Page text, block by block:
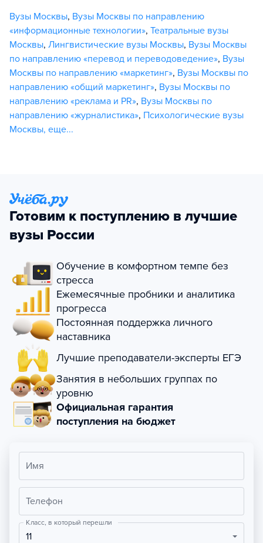
Вузы Москвы, Вузы Москвы по направлению
«информационные технологии», Театральные вузы
Москвы, Лингвистические вузы Москвы, Вузы Москвы
по направлению «перевод и переводоведение», Вузы
Москвы по направлению «маркетинг», Вузы Москвы по
направлению «общий маркетинг», Вузы Москвы по
направлению «реклама и PR», Вузы Москвы по
направлению «журналистика», Психологические вузы
Москвы, еще...
Готовим к поступлению в лучшие
вузы России
Обучение в комфортном темпе без
стресса
Ежемесячные пробники и аналитика
прогресса
Постоянная поддержка личного
наставника
Лучшие преподаватели-эксперты ЕГЭ
Занятия в небольших группах по
уровню
Официальная гарантия
поступления на бюджет
Имя
Телефон
Класс, в который перешли
11